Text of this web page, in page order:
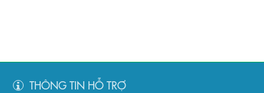
THÔNG TIN HỖ TRỢ